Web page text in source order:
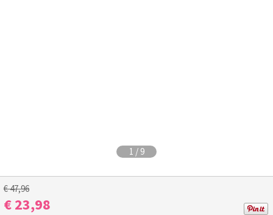
1 / 9
€ 47,96
€ 23,98